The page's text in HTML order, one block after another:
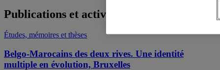
Publications et activités
Études, mémoires et thèses
Belgo-Marocains des deux rives. Une identité
multiple en évolution, Bruxelles